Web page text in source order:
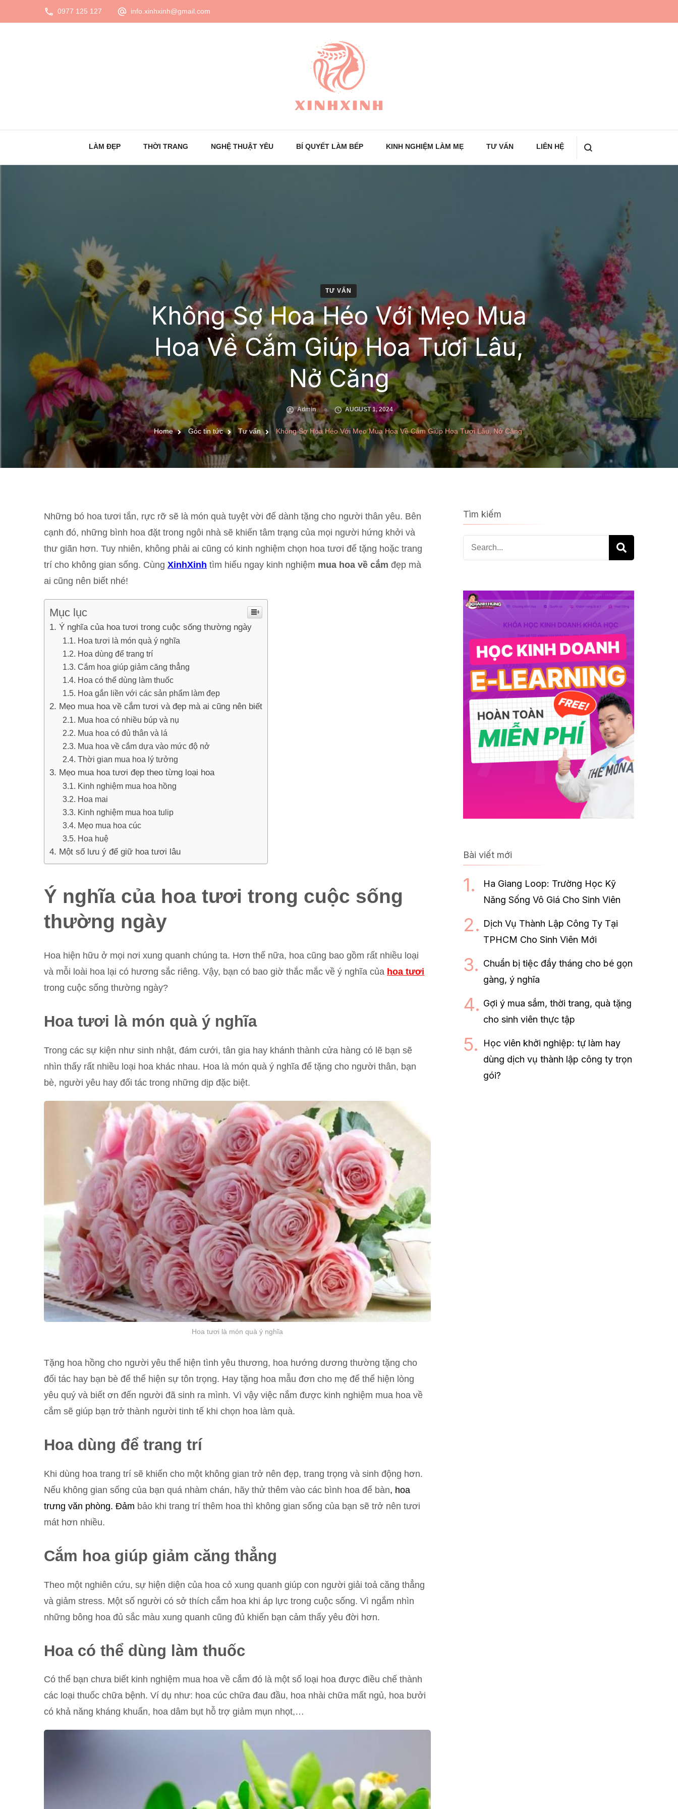
0977 125 127 info.xinhxinh@gmail.com
XinhXinh
Trang tin tức cho phái đẹp
LÀM ĐẸP THỜI TRANG NGHỆ THUẬT YÊU BÍ QUYẾT LÀM BẾP KINH NGHIỆM LÀM MẸ TƯ VẤN LIÊN HỆ
TƯ VẤN
Không Sợ Hoa Héo Với Mẹo Mua
Hoa Về Cắm Giúp Hoa Tươi Lâu,
Nở Căng
Admin AUGUST 1, 2024
Home Góc tin tức Tư vấn Không Sợ Hoa Héo Với Mẹo Mua Hoa Về Cắm Giúp Hoa Tươi Lâu, Nở Căng
Những bó hoa tươi tắn, rực rỡ sẽ là món quà tuyệt vời để dành tặng cho người thân yêu. Bên
cạnh đó, những bình hoa đặt trong ngôi nhà sẽ khiến tâm trạng của mọi người hứng khởi và
thư giãn hơn. Tuy nhiên, không phải ai cũng có kinh nghiệm chọn hoa tươi để tặng hoặc trang
trí cho không gian sống. Cùng XinhXinh tìm hiểu ngay kinh nghiệm mua hoa về cắm đẹp mà
ai cũng nên biết nhé!
Mục lục
Ý nghĩa của hoa tươi trong cuộc sống thường ngày
Hoa tươi là món quà ý nghĩa
Hoa dùng để trang trí
Cắm hoa giúp giảm căng thẳng
Hoa có thể dùng làm thuốc
Hoa gắn liền với các sản phẩm làm đẹp
Mẹo mua hoa về cắm tươi và đẹp mà ai cũng nên biết
Mua hoa có nhiều búp và nụ
Mua hoa có đủ thân và lá
Mua hoa về cắm dựa vào mức độ nở
Thời gian mua hoa lý tưởng
Mẹo mua hoa tươi đẹp theo từng loại hoa
Kinh nghiệm mua hoa hồng
Hoa mai
Kinh nghiệm mua hoa tulip
Mẹo mua hoa cúc
Hoa huệ
Một số lưu ý để giữ hoa tươi lâu
Ý nghĩa của hoa tươi trong cuộc sống
thường ngày
Hoa hiện hữu ở mọi nơi xung quanh chúng ta. Hơn thế nữa, hoa cũng bao gồm rất nhiều loại
và mỗi loài hoa lại có hương sắc riêng. Vậy, bạn có bao giờ thắc mắc về ý nghĩa của hoa tươi
trong cuộc sống thường ngày?
Hoa tươi là món quà ý nghĩa
Trong các sự kiện như sinh nhật, đám cưới, tân gia hay khánh thành cửa hàng có lẽ bạn sẽ
nhìn thấy rất nhiều loại hoa khác nhau. Hoa là món quà ý nghĩa để tặng cho người thân, bạn
bè, người yêu hay đối tác trong những dịp đặc biệt.
Hoa tươi là món quà ý nghĩa
Tặng hoa hồng cho người yêu thể hiện tình yêu thương, hoa hướng dương thường tặng cho
đối tác hay bạn bè để thể hiện sự tôn trọng. Hay tặng hoa mẫu đơn cho mẹ để thể hiện lòng
yêu quý và biết ơn đến người đã sinh ra mình. Vì vậy việc nắm được kinh nghiệm mua hoa về
cắm sẽ giúp bạn trở thành người tinh tế khi chọn hoa làm quà.
Hoa dùng để trang trí
Khi dùng hoa trang trí sẽ khiến cho một không gian trở nên đẹp, trang trọng và sinh động hơn.
Nếu không gian sống của bạn quá nhàm chán, hãy thử thêm vào các bình hoa để bàn, hoa
trưng văn phòng. Đảm bảo khi trang trí thêm hoa thì không gian sống của bạn sẽ trở nên tươi
mát hơn nhiều.
Cắm hoa giúp giảm căng thẳng
Theo một nghiên cứu, sự hiện diện của hoa cỏ xung quanh giúp con người giải toả căng thẳng
và giảm stress. Một số người có sở thích cắm hoa khi áp lực trong cuộc sống. Vì ngắm nhìn
những bông hoa đủ sắc màu xung quanh cũng đủ khiến bạn cảm thấy yêu đời hơn.
Hoa có thể dùng làm thuốc
Có thể bạn chưa biết kinh nghiệm mua hoa về cắm đó là một số loại hoa được điều chế thành
các loại thuốc chữa bệnh. Ví dụ như: hoa cúc chữa đau đầu, hoa nhài chữa mất ngủ, hoa bưởi
có khả năng kháng khuẩn, hoa dâm bụt hỗ trợ giảm mụn nhọt,…
Tìm kiếm
Search
for:
Bài viết mới
Ha Giang Loop: Trường Học Kỹ
Năng Sống Vô Giá Cho Sinh Viên
Dịch Vụ Thành Lập Công Ty Tại
TPHCM Cho Sinh Viên Mới
Chuẩn bị tiệc đầy tháng cho bé gọn
gàng, ý nghĩa
Gợi ý mua sắm, thời trang, quà tặng
cho sinh viên thực tập
Học viên khởi nghiệp: tự làm hay
dùng dịch vụ thành lập công ty trọn
gói?